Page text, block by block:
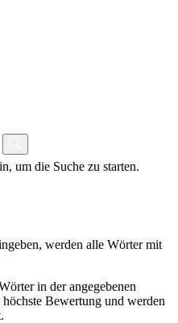
um die Suche zu starten.
werden alle Wörter mit
in der angegebenen
Bewertung und werden